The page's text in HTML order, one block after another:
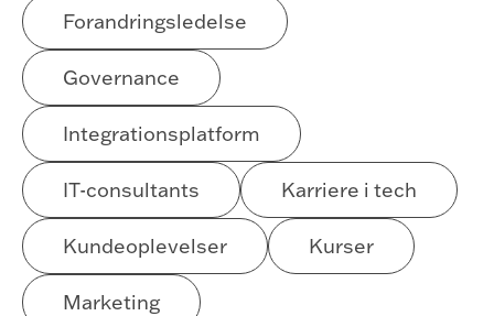
Forandringsledelse
Governance
Integrationsplatform
IT-consultants Karriere i tech
Kundeoplevelser Kurser
Marketing